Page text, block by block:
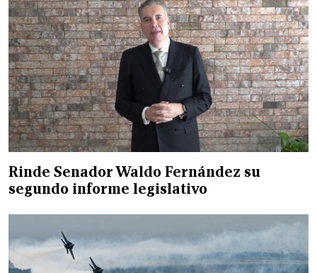
Rinde Senador Waldo Fernández su
segundo informe legislativo